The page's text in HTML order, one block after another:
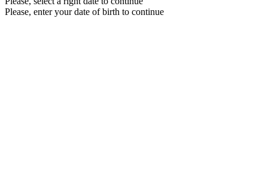
Please, enter your date of birth to continue